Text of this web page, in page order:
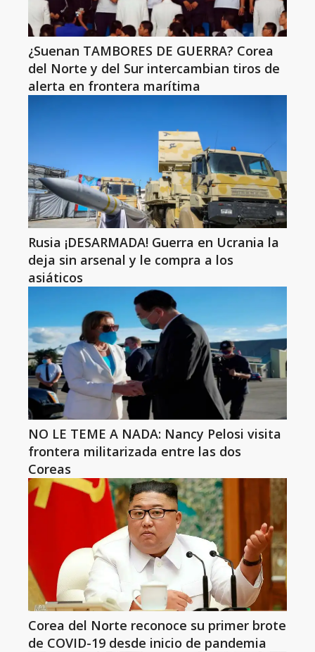
¿Suenan TAMBORES DE GUERRA? Corea
del Norte y del Sur intercambian tiros de
alerta en frontera marítima
Rusia ¡DESARMADA! Guerra en Ucrania la
deja sin arsenal y le compra a los
asiáticos
NO LE TEME A NADA: Nancy Pelosi visita
frontera militarizada entre las dos
Coreas
Corea del Norte reconoce su primer brote
de COVID-19 desde inicio de pandemia